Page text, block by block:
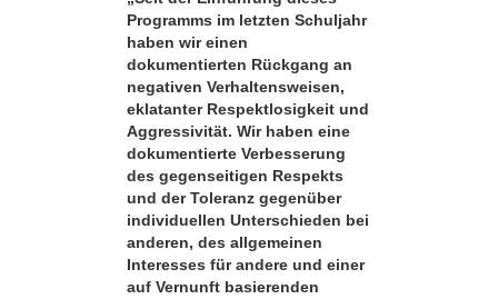
Programms im letzten Schuljahr
haben wir einen
dokumentierten Rückgang an
negativen Verhaltensweisen,
eklatanter Respekt­losigkeit und
Aggressivität. Wir haben eine
dokumentierte Verbesserung
des gegenseitigen Respekts
und der Toleranz gegenüber
individuellen Unterschieden bei
anderen, des allgemeinen
Interesses für andere und einer
auf Vernunft basierenden